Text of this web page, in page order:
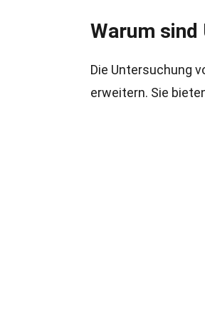
Warum
Die Untersuchung
erweitern. Sie